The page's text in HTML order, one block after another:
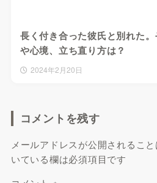
長く付き合った彼氏と別れた
や心境、立ち直り方は？
2024年2月20日
コメントを残す
メールアドレスが公開されること
いている欄は必須項目です